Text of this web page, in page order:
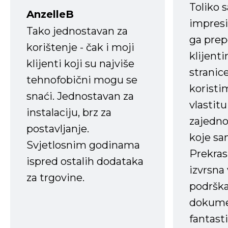
AnzelleB
Tako jednostavan za
korištenje - čak i moji
klijenti koji su najviše
tehnofobični mogu se
snaći. Jednostavan za
instalaciju, brz za
postavljanje.
Svjetlosnim godinama
ispred ostalih dodataka
za trgovine.
Toliko
ga
koje